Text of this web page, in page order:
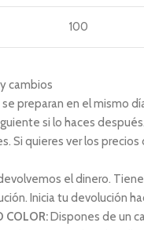
100
cambios
preparan en el mismo
si lo haces
Si quieres ver los precios
el dinero.
Inicia tu devolución
COLOR:Dispones de un